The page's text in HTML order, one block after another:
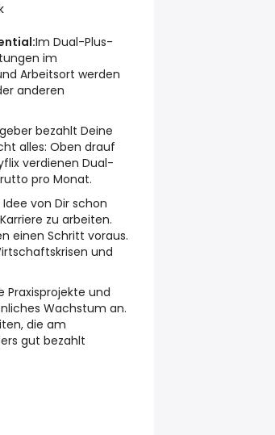
Im Dual-Plus-
im
Arbeitsort werden
anderen
bezahlt Deine
alles: Oben drauf
verdienen Dual-
pro Monat.
von Dir schon
zu arbeiten.
einen Schritt voraus.
und
Praxisprojekte und
Wachstum an.
die am
gut bezahlt